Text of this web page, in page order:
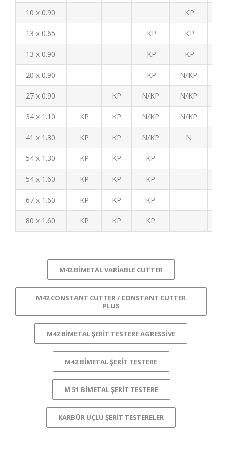
10 x 0.90 KP
13 x 0.65 KP KP
13 x 0.90 KP KP
20 x 0.90 KP N/KP
27 x 0.90 KP N/KP N/KP
34 x 1.10 KP KP N/KP N/KP
41 x 1.30 KP KP N/KP N
54 x 1.30 KP KP KP
54 x 1.60 KP KP KP
67 x 1.60 KP KP KP
80 x 1.60 KP KP KP
M42 BIMETAL VARIABLE CUTTER
M42 CONSTANT CUTTER / CONSTANT CUTTER
PLUS
M42 BIMETAL ŞERIT TESTERE AGRESSIVE
M42 BIMETAL ŞERIT TESTERE
M 51 BIMETAL ŞERIT TESTERE
KARBÜR UÇLU ŞERIT TESTERELER